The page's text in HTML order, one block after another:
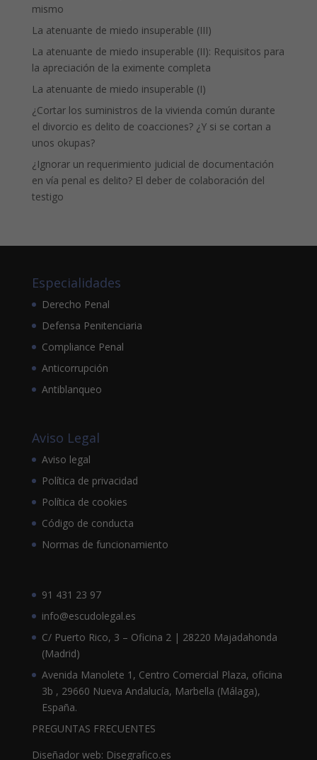
mismo
La atenuante de miedo insuperable (III)
La atenuante de miedo insuperable (II): Requisitos para
la apreciación de la eximente completa
La atenuante de miedo insuperable (I)
¿Cortar los suministros de la vivienda común durante
el divorcio es delito de coacciones? ¿Y si se cortan a
unos okupas?
¿Ignorar un requerimiento judicial de documentación
en vía penal es delito? El deber de colaboración del
testigo
Especialidades
Derecho Penal
Defensa Penitenciaria
Compliance Penal
Anticorrupción
Antiblanqueo
Aviso Legal
Aviso legal
Política de privacidad
Política de cookies
Código de conducta
Normas de funcionamiento
91 431 23 97
info@escudolegal.es
C/ Puerto Rico, 3 – Oficina 2 | 28220 Majadahonda
(Madrid)
Avenida Manolete 1, Centro Comercial Plaza, oficina
3b , 29660 Nueva Andalucía, Marbella (Málaga),
España.
PREGUNTAS FRECUENTES
Diseñador web: Disegrafico.es